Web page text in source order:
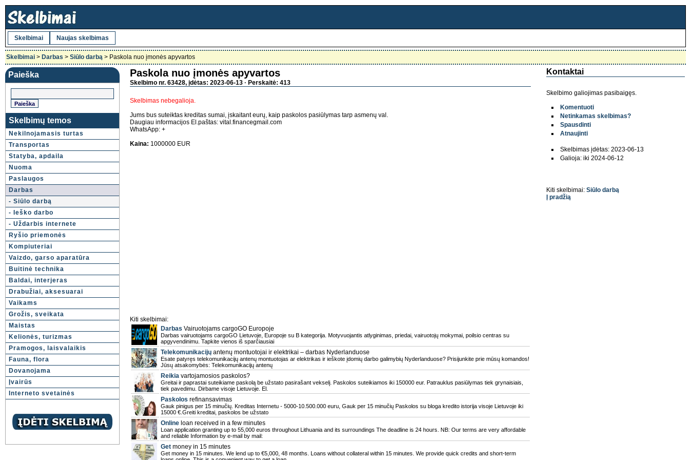
Skelbimai Naujas skelbimas
Skelbimai > Darbas > Siūlo darbą > Paskola nuo įmonės apyvartos
Paieška
Skelbimų temos
Nekilnojamasis turtas
Transportas
Statyba, apdaila
Nuoma
Paslaugos
Darbas
- Siūlo darbą
- Ieško darbo
- Uždarbis internete
Ryšio priemonės
Kompiuteriai
Vaizdo, garso aparatūra
Buitinė technika
Baldai, interjeras
Drabužiai, aksesuarai
Vaikams
Grožis, sveikata
Maistas
Kelionės, turizmas
Pramogos, laisvalaikis
Fauna, flora
Dovanojama
Įvairūs
Interneto svetainės
Paskola nuo įmonės apyvartos
Skelbimo nr. 63428, įdėtas: 2023-06-13 · Perskaitė: 413
Skelbimas nebegalioja.
Jums bus suteiktas kreditas sumai, įskaitant eurų, kaip paskolos pasiūlymas tarp asmenų val.
Daugiau informacijos El.paštas: vital.financegmail.com
WhatsApp: +
Kaina: 1000000 EUR
Kiti skelbimai:
Darbas Vairuotojams cargoGO Europoje
Darbas vairuotojams cargoGO Lietuvoje, Europoje su B kategorija. Motyvuojantis atlyginimas, priedai, vairuotojų mokymai, poilsio centras su
apgyvendinimu. Tapkite vienos iš sparčiausiai
Telekomunikacijų antenų montuotojai ir elektrikai – darbas Nyderlanduose
Esate patyręs telekomunikacijų antenų montuotojas ar elektrikas ir ieškote įdomių darbo galimybių Nyderlanduose? Prisijunkite prie mūsų komandos!
Jūsų atsakomybės: Telekomunikacijų antenų
Reikia vartojamosios paskolos?
Greitai ir paprastai suteikiame paskolą be užstato pasirašant vekselį. Paskolos suteikiamos iki 150000 eur. Patrauklus pasiūlymas tiek grynaisiais,
tiek pavedimu. Dirbame visoje Lietuvoje. El.
Paskolos refinansavimas
Gauk pinigus per 15 minučių. Kreditas Internetu - 5000-10.500.000 euru, Gauk per 15 minučių Paskolos su bloga kredito istorija visoje Lietuvoje iki
15000 €.Greiti kreditai, paskolos be užstato
Online loan received in a few minutes
Loan application granting up to 55,000 euros throughout Lithuania and its surroundings The deadline is 24 hours. NB: Our terms are very affordable
and reliable Information by e-mail by mail:
Get money in 15 minutes
Get money in 15 minutes. We lend up to €5,000, 48 months. Loans without collateral within 15 minutes. We provide quick credits and short-term
Kontaktai
Skelbimo galiojimas pasibaigęs.
Komentuoti
Netinkamas skelbimas?
Spausdinti
Atnaujinti
Skelbimas įdėtas: 2023-06-13
Galioja: iki 2024-06-12
Kiti skelbimai: Siūlo darbą
Į pradžią